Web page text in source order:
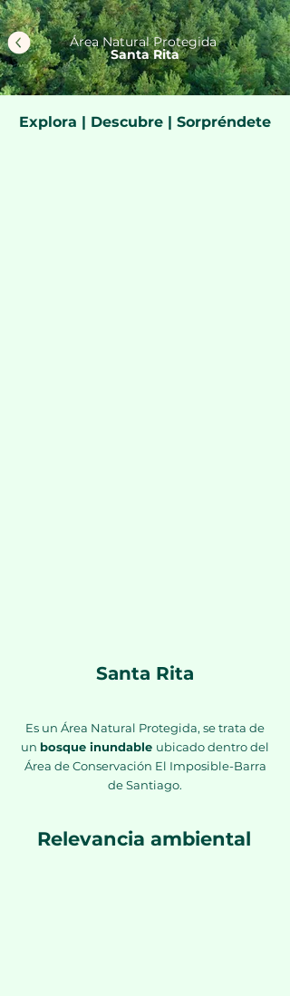
Área Natural Protegida
Santa Rita
Explora | Descubre | Sorpréndete
Santa Rita
Es un Área Natural Protegida, se trata de
un bosque inundable ubicado dentro del
Área de Conservación El Imposible-Barra
de Santiago.
Relevancia ambiental